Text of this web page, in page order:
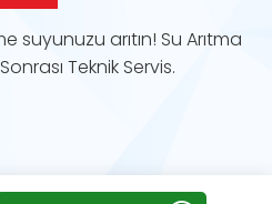
suyunuzu arıtın! Su Arıtma
Teknik Servis.